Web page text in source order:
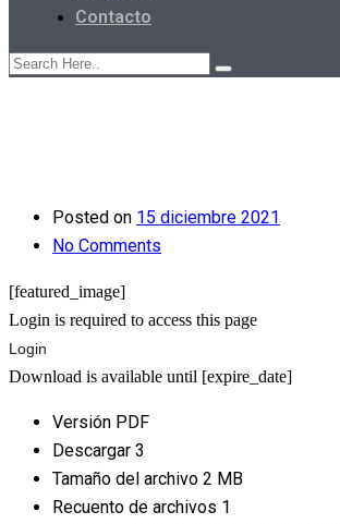
Contacto
Posted on 15 diciembre 2021
No Comments
[featured_image]
Login is required to access this page
Login
Download is available until [expire_date]
Versión PDF
Descargar 3
Tamaño del archivo 2 MB
Recuento de archivos 1